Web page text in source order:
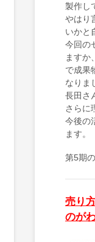
製作し
やはり
いかと
今回の
ますか
で成果
なりま
長田さ
さらに
今後の
ます。
第5期
売り
のが